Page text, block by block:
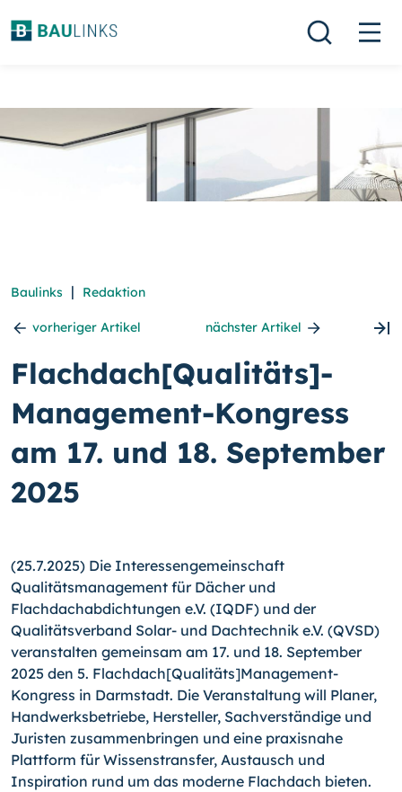
Baulinks | Redaktion
vorheriger Artikel nächster Artikel
Flachdach[Qualitäts]­
Management-Kongress
am 17. und 18. September
2025
(25.7.2025) Die Interessengemeinschaft
Qualitätsmanagement für Dächer und
Flachdachabdichtungen e.V. (IQDF) und der
Qualitätsverband Solar- und Dachtechnik e.V. (QVSD)
veranstalten gemeinsam am 17. und 18. September
2025 den 5. Flachdach­[Qualitäts]­Management-
Kongress in Darmstadt. Die Veranstaltung will Planer,
Handwerksbetriebe, Hersteller, Sachverständige und
Juristen zusammenbringen und eine praxisnahe
Plattform für Wissenstransfer, Austausch und
Inspiration rund um das moderne Flachdach bieten.